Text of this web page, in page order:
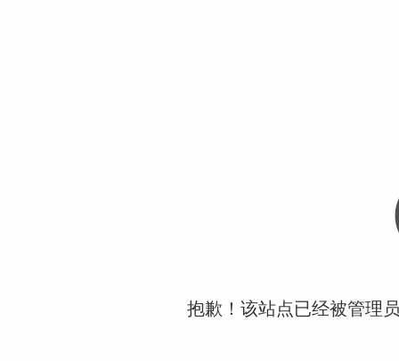
抱歉！该站点已经被管理